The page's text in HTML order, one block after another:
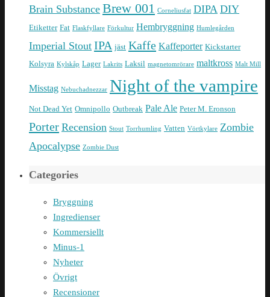
Brain Substance Brew 001 Corneliusfat DIPA DIY
Etiketter Fat Flaskfyllare Förkultur Hembryggning Humlegården
Imperial Stout IPA jäst Kaffe Kaffeporter Kickstarter
Kolsyra Kylskåp Lager Lakrits Laksil magnetomrörare maltkross Malt Mill
Misstag Nebuchadnezzar Night of the vampire
Not Dead Yet Omnipollo Outbreak Pale Ale Peter M. Eronson
Porter Recension Stout Torrhumling Vatten Vörtkylare Zombie
Apocalypse Zombie Dust
Categories
Bryggning
Ingredienser
Kommersiellt
Minus-1
Nyheter
Övrigt
Recensioner